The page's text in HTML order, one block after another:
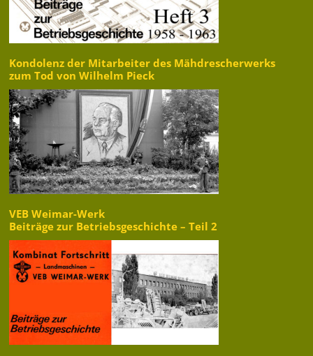
Kondolenz der Mitarbeiter des Mähdrescherwerks
zum Tod von Wilhelm Pieck
VEB Weimar-Werk
Beiträge zur Betriebsgeschichte – Teil 2